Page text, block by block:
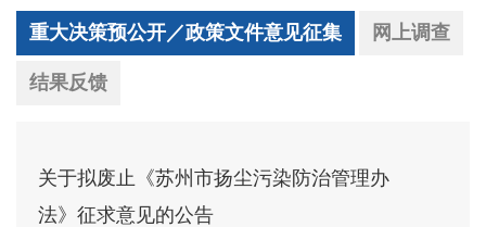
重大决策预公开／政策文件意见征集 网上调查
结果反馈
关于拟废止《苏州市扬尘污染防治管理办
法》征求意见的公告